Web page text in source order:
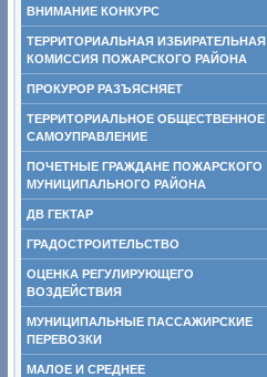
ВНИМАНИЕ КОНКУРС
ТЕРРИТОРИАЛЬНАЯ ИЗБИРАТЕЛЬНАЯ
КОМИССИЯ ПОЖАРСКОГО РАЙОНА
ПРОКУРОР РАЗЪЯСНЯЕТ
ТЕРРИТОРИАЛЬНОЕ ОБЩЕСТВЕННОЕ
САМОУПРАВЛЕНИЕ
ПОЧЕТНЫЕ ГРАЖДАНЕ ПОЖАРСКОГО
МУНИЦИПАЛЬНОГО РАЙОНА
ДВ ГЕКТАР
ГРАДОСТРОИТЕЛЬСТВО
ОЦЕНКА РЕГУЛИРУЮЩЕГО
ВОЗДЕЙСТВИЯ
МУНИЦИПАЛЬНЫЕ ПАССАЖИРСКИЕ
ПЕРЕВОЗКИ
МАЛОЕ И СРЕДНЕЕ